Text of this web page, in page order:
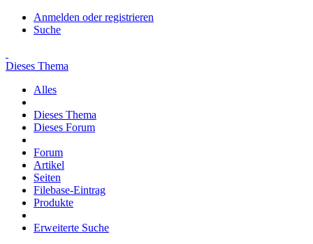
Anmelden oder registrieren
Suche
Dieses Thema
Alles
Dieses Thema
Dieses Forum
Forum
Artikel
Seiten
Filebase-Eintrag
Produkte
Erweiterte Suche